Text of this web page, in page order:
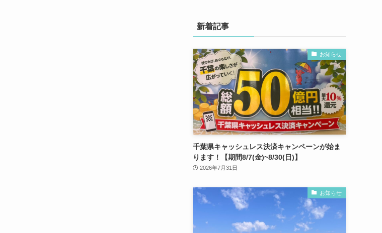
新着記事
お知らせ
千葉県キャッシュレス決済キャンペーンが始ま
ります！【期間8/7(金)~8/30(日)】
2026年7月31日
お知らせ